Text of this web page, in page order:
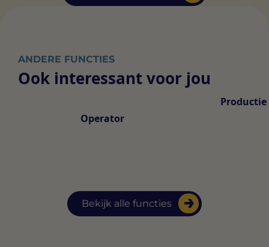
ANDERE FUNCTIES
Ook interessant voor jou
Bekijk alle functies
Operator